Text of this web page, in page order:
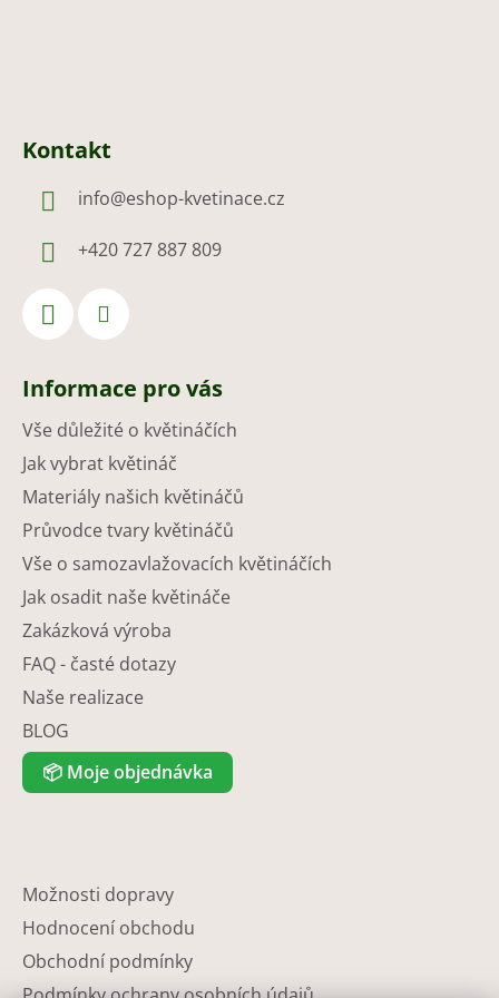
Kontakt
info@eshop-kvetinace.cz
+420 727 887 809
Informace pro vás
Vše důležité o květináčích
Jak vybrat květináč
Materiály našich květináčů
Průvodce tvary květináčů
Vše o samozavlažovacích květináčích
Jak osadit naše květináče
Zakázková výroba
FAQ - časté dotazy
Naše realizace
BLOG
📦 Moje objednávka
Možnosti dopravy
Hodnocení obchodu
Obchodní podmínky